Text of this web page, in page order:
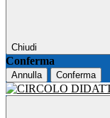
Chiudi
Conferma
Annulla Conferma